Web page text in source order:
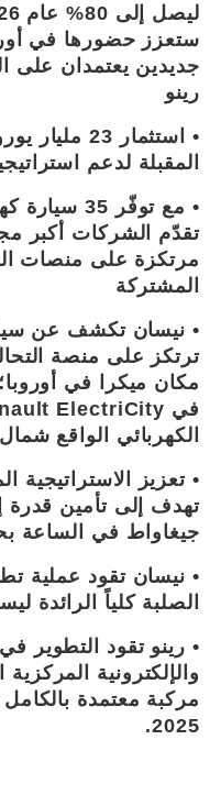
ستعزز حضورها في
جديدين يعتمدان على
رينو
• استثمار
المقبلة لدعم
تقدّم الشركات أكبر
مرتكزة على منصات
المشتركة
• نيسان تكشف عن
مكان ميكرا في
الكهربائي الواقع
• تعزيز الاستراتيجية
جيغاواط في الساعة
• نيسان تقود عملية
الصلبة كلياً الرائدة
• رينو تقود التطوير
والإلكترونية
مركبة معتمدة
2025.